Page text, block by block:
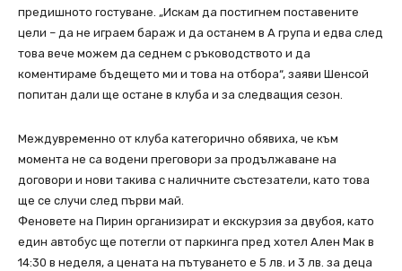
предишното гостуване. „Искам да постигнем поставените
цели – да не играем бараж и да останем в А група и едва след
това вече можем да седнем с ръководството и да
коментираме бъдещето ми и това на отбора“, заяви Шенсой
попитан дали ще остане в клуба и за следващия сезон.
Междувременно от клуба категорично обявиха, че към
момента не са водени преговори за продължаване на
договори и нови такива с наличните състезатели, като това
ще се случи след първи май.
Феновете на Пирин организират и екскурзия за двубоя, като
един автобус ще потегли от паркинга пред хотел Ален Мак в
14:30 в неделя, а цената на пътуването е 5 лв. и 3 лв. за деца